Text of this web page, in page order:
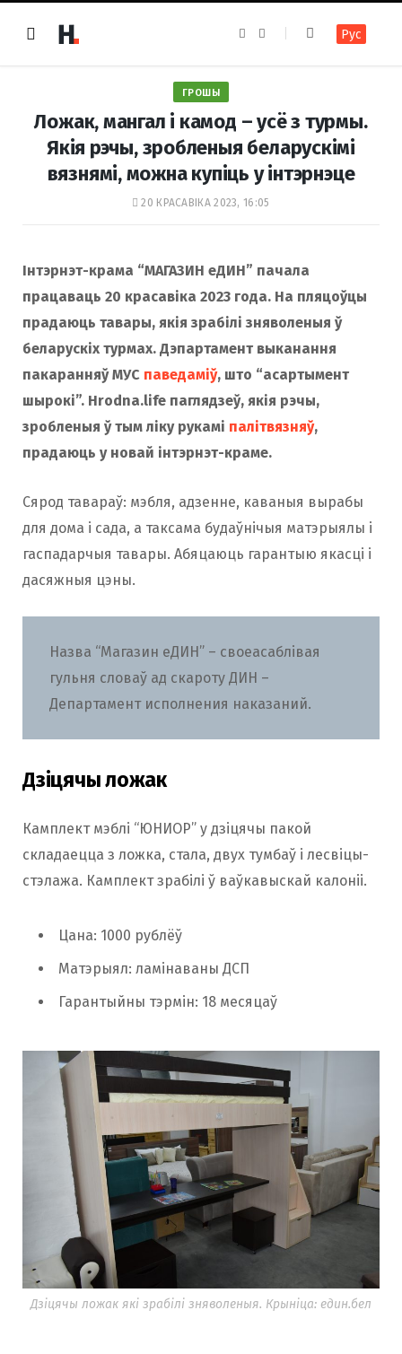
e
t
a
m
Рус
ГРОШЫ
Ложак, мангал і камод – усё з турмы.
Якія рэчы, зробленыя беларускімі
вязнямі, можна купіць у інтэрнэце
20 КРАСАВІКА 2023, 16:05
Інтэрнэт-крама “МАГАЗИН еДИН” пачала
працаваць 20 красавіка 2023 года. На пляцоўцы
прадаюць тавары, якія зрабілі зняволеныя ў
беларускіх турмах. Дэпартамент выканання
пакаранняў МУС паведаміў, што “асартымент
шырокі”. Hrodna.life паглядзеў, якія рэчы,
зробленыя ў тым ліку рукамі палітвязняў,
прадаюць у новай інтэрнэт-краме.
Сярод тавараў: мэбля, адзенне, каваныя вырабы
для дома і сада, а таксама будаўнічыя матэрыялы і
гаспадарчыя тавары. Абяцаюць гарантыю якасці і
дасяжныя цэны.
Назва “Магазин еДИН” – своеасаблівая
гульня словаў ад скароту ДИН –
Департамент исполнения наказаний.
Дзіцячы ложак
Камплект мэблі “ЮНИОР” у дзіцячы пакой
складаецца з ложка, стала, двух тумбаў і лесвіцы-
стэлажа. Камплект зрабілі ў ваўкавыскай калоніі.
Цана: 1000 рублёў
Матэрыял: ламінаваны ДСП
Гарантыйны тэрмін: 18 месяцаў
Дзіцячы ложак які зрабілі зняволеныя. Крыніца: един.бел